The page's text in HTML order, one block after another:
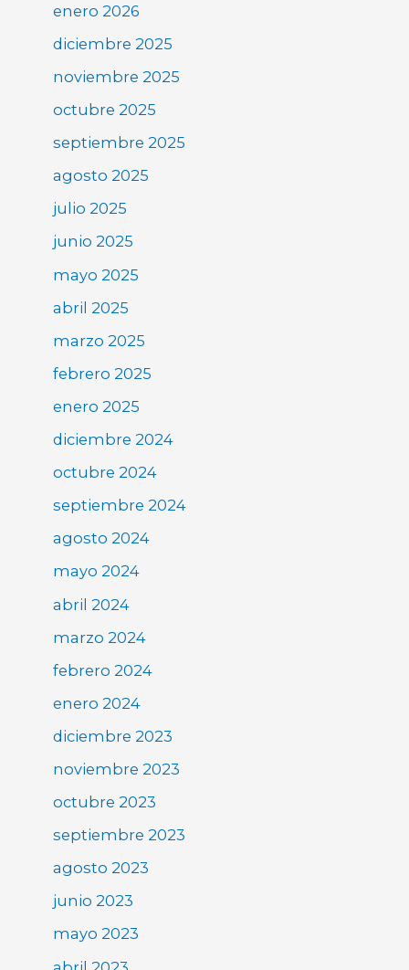
enero 2026
diciembre 2025
noviembre 2025
octubre 2025
septiembre 2025
agosto 2025
julio 2025
junio 2025
mayo 2025
abril 2025
marzo 2025
febrero 2025
enero 2025
diciembre 2024
octubre 2024
septiembre 2024
agosto 2024
mayo 2024
abril 2024
marzo 2024
febrero 2024
enero 2024
diciembre 2023
noviembre 2023
octubre 2023
septiembre 2023
agosto 2023
junio 2023
mayo 2023